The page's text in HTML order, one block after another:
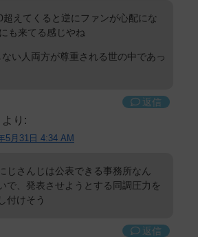
超えてくると逆にファンが心配にな
も来てる感じやね
い人両方が尊重される世の中であっ
返信
より:
5月31日 4:34 AM
じさんじは公表できる事務所なん
で、発表させようとする同調圧力を
付けそう
返信